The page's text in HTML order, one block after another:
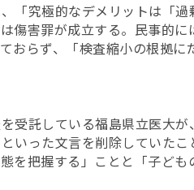
「究極的なデメリットは「
傷害罪が成立する。民事的
おらず、「検査縮小の根拠
受託している福島県立医大が
いった文言を削除していたこ
を把握する」ことと「子ど